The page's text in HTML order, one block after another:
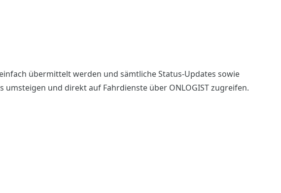
übermittelt werden und sämtliche Status-Updates sowie
und direkt auf Fahrdienste über ONLOGIST zugreifen.